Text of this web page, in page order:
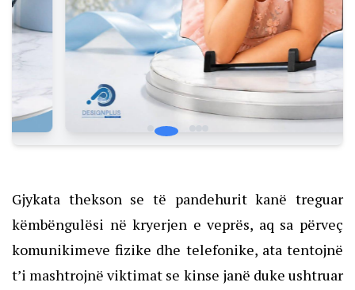
Gjykata thekson se të pandehurit kanë treguar
këmbëngulësi në kryerjen e veprës, aq sa përveç
komunikimeve fizike dhe telefonike, ata tentojnë
t’i mashtrojnë viktimat se kinse janë duke ushtruar